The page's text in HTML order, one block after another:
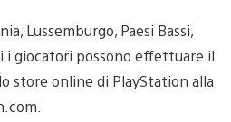
Lussemburgo, Paesi Bassi,
i giocatori possono effettuare il
store online di PlayStation alla